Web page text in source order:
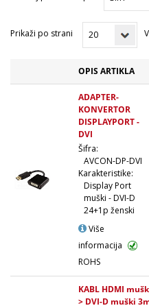
Prikaži po strani
OPIS ARTIKLA
ADAPTER-
KONVERTOR
DISPLAYPORT -
DVI
Šifra:
AVCON-DP-DVI
Karakteristike:
Display Port
muški - DVI-D
24+1p ženski
Više
informacija
ROHS
KABL HDMI
> DVI-D muški